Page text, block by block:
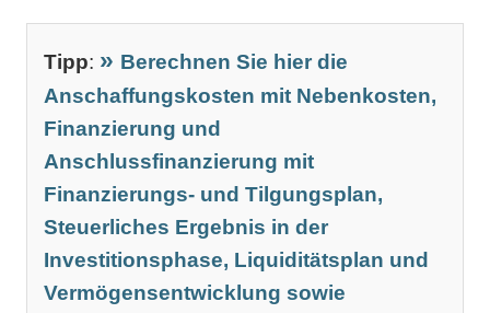
Tipp:
Berechnen Sie hier die
Anschaffungskosten mit Nebenkosten,
Finanzierung und
Anschlussfinanzierung mit
Finanzierungs- und Tilgungsplan,
Steuerliches Ergebnis in der
Investitionsphase, Liquiditätsplan und
Vermögensentwicklung sowie